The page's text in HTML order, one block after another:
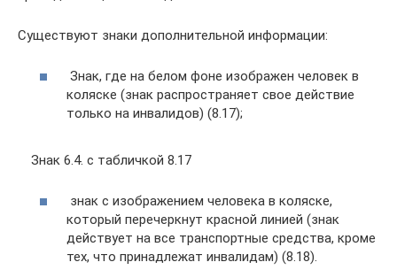
Существуют знаки дополнительной информации:
Знак, где на белом фоне изображен человек в
коляске (знак распространяет свое действие
только на инвалидов) (8.17);
Знак 6.4. с табличкой 8.17
знак с изображением человека в коляске,
который перечеркнут красной линией (знак
действует на все транспортные средства, кроме
тех, что принадлежат инвалидам) (8.18).